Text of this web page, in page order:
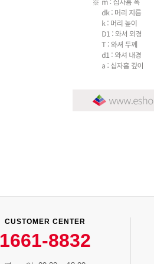
CUSTOMER CENTER
1661-8832